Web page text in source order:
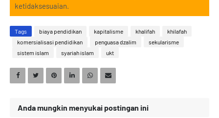
ketidaksesuaian.
Tags biaya pendidikan kapitalisme khalifah
khilafah
komersialisasi pendidikan
penguasa dzalim
sekularisme
sistem islam
syariah islam ukt
Anda mungkin menyukai postingan ini